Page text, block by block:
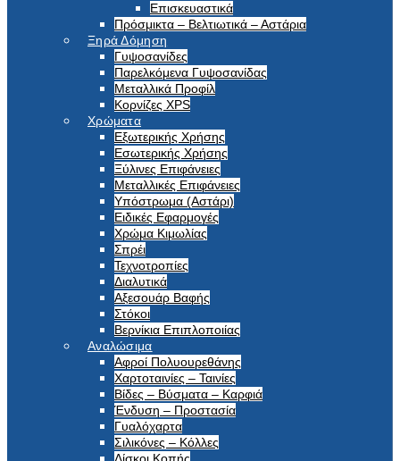
Επισκευαστικά
Πρόσμικτα – Βελτιωτικά – Αστάρια
Ξηρά Δόμηση
Γυψοσανίδες
Παρελκόμενα Γυψοσανίδας
Μεταλλικά Προφίλ
Κορνίζες XPS
Χρώματα
Εξωτερικής Χρήσης
Εσωτερικής Χρήσης
Ξύλινες Επιφάνειες
Μεταλλικές Επιφάνειες
Υπόστρωμα (Αστάρι)
Ειδικές Εφαρμογές
Χρώμα Κιμωλίας
Σπρέι
Τεχνοτροπίες
Διαλυτικά
Αξεσουάρ Βαφής
Στόκοι
Βερνίκια Επιπλοποιίας
Αναλώσιμα
Αφροί Πολυουρεθάνης
Χαρτοταινίες – Ταινίες
Βίδες – Βύσματα – Καρφιά
Ένδυση – Προστασία
Γυαλόχαρτα
Σιλικόνες – Κόλλες